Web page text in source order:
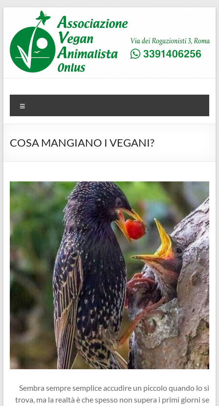
contenuto
AVA
Associazione Vegan Animalista
COSA MANGIANO I VEGANI?
Sembra sempre semplice accudire un piccolo quando lo si
trova, ma la realtà è che spesso non supera i primi giorni se